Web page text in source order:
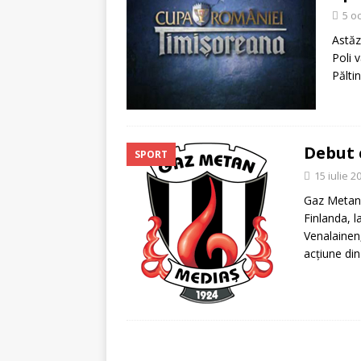
[ 5 august 2026 ]
5
Poli
SPORT Debut
15 iulie
Gaz
Finlanda,
acţiune din